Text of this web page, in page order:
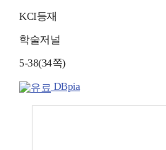
KCI등재
학술저널
5-38(34쪽)
DBpia